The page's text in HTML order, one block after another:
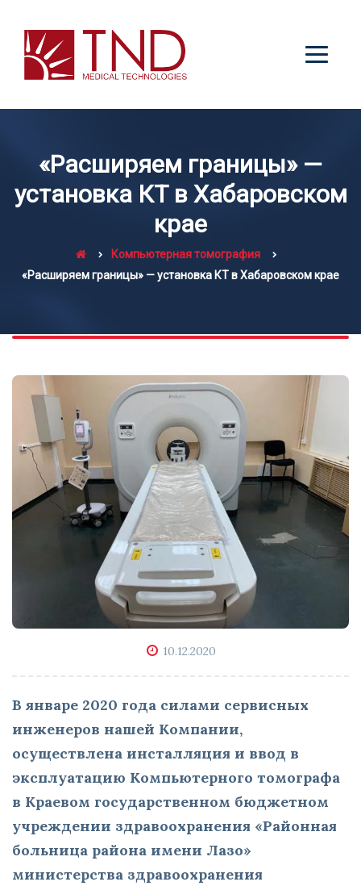
«Расширяем границы» —
установка КТ в Хабаровском
крае
Компьютерная томография
«Расширяем границы» — установка КТ в Хабаровском крае
10.12.2020
В январе 2020 года силами сервисных
инженеров нашей Компании,
осуществлена инсталляция и ввод в
эксплуатацию Компьютерного томографа
в Краевом государственном бюджетном
учреждении здравоохранения «Районная
больница района имени Лазо»
министерства здравоохранения